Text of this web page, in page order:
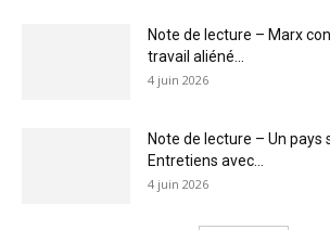
Note de lecture – Marx
travail aliéné...
4 juin 2026
Note de lecture – Un pays
Entretiens avec...
4 juin 2026